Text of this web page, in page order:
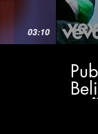
03:10